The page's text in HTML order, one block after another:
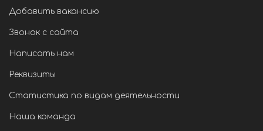
Добавить вакансию
Звонок с сайта
Написать нам
Реквизиты
Статистика по видам деятельности
Наша команда